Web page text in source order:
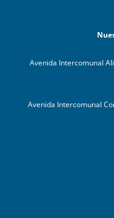
Avenida Intercomunal
Avenida Intercomunal